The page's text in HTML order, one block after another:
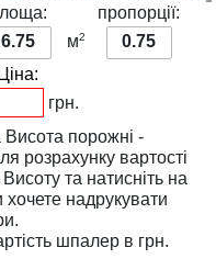
6.75
м2
пропорції:
0.75
Ціна:
грн.
Висота порожні -
Висотута натисніть на
шпалер в грн.